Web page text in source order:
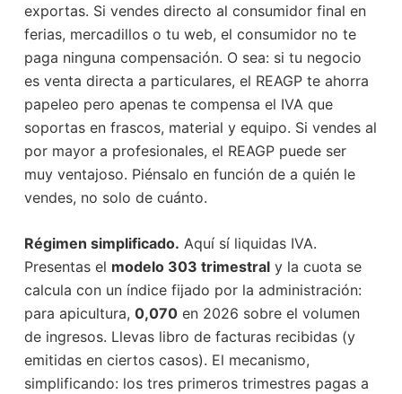
exportas. Si vendes directo al consumidor final en
ferias, mercadillos o tu web, el consumidor no te
paga ninguna compensación. O sea: si tu negocio
es venta directa a particulares, el REAGP te ahorra
papeleo pero apenas te compensa el IVA que
soportas en frascos, material y equipo. Si vendes al
por mayor a profesionales, el REAGP puede ser
muy ventajoso. Piénsalo en función de a quién le
vendes, no solo de cuánto.
Régimen simplificado. Aquí sí liquidas IVA.
Presentas el modelo 303 trimestraly la cuota se
calcula con un índice fijado por la administración:
para apicultura, 0,070en 2026 sobre el volumen
de ingresos. Llevas libro de facturas recibidas (y
emitidas en ciertos casos). El mecanismo,
simplificando: los tres primeros trimestres pagas a